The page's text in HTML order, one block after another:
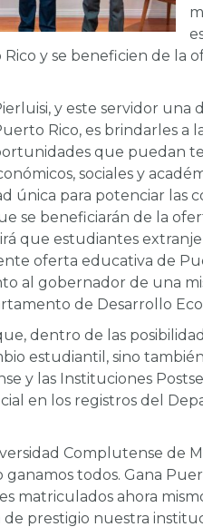
y se beneficien de la
y este servidor una
Rico, es brindarles a
que puedan
sociales y
única para potenciar las
se beneficiarán de la
que estudiantes
oferta educativa de
al gobernador de una
de Desarrollo
dentro de las
estudiantil, sino
y las Instituciones
en los registros del
Complutense de
todos. Gana
matriculados ahora
prestigio nuestra